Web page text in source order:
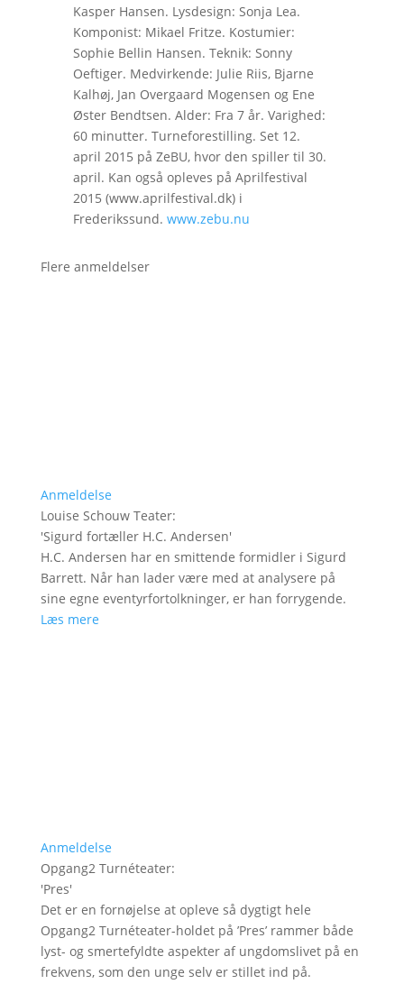
Kasper Hansen. Lysdesign: Sonja Lea.
Komponist: Mikael Fritze. Kostumier:
Sophie Bellin Hansen. Teknik: Sonny
Oeftiger. Medvirkende: Julie Riis, Bjarne
Kalhøj, Jan Overgaard Mogensen og Ene
Øster Bendtsen. Alder: Fra 7 år. Varighed:
60 minutter. Turneforestilling. Set 12.
april 2015 på ZeBU, hvor den spiller til 30.
april. Kan også opleves på Aprilfestival
2015 (www.aprilfestival.dk) i
Frederikssund. www.zebu.nu
Flere anmeldelser
Anmeldelse
Louise Schouw Teater:
'Sigurd fortæller H.C. Andersen'
H.C. Andersen har en smittende formidler i Sigurd
Barrett. Når han lader være med at analysere på
sine egne eventyrfortolkninger, er han forrygende.
Læs mere
Anmeldelse
Opgang2 Turnéteater:
'Pres'
Det er en fornøjelse at opleve så dygtigt hele
Opgang2 Turnéteater-holdet på ’Pres’ rammer både
lyst- og smertefyldte aspekter af ungdomslivet på en
frekvens, som den unge selv er stillet ind på.